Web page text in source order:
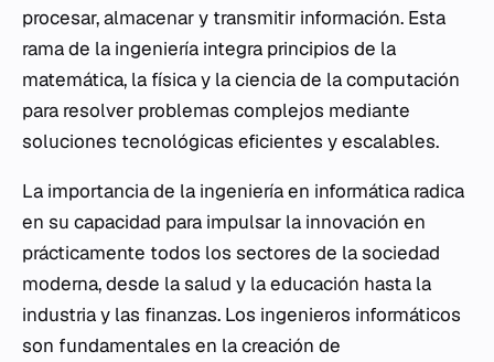
procesar, almacenar y transmitir información. Esta
rama de la ingeniería integra principios de la
matemática, la física y la ciencia de la computación
para resolver problemas complejos mediante
soluciones tecnológicas eficientes y escalables.
La importancia de la ingeniería en informática radica
en su capacidad para impulsar la innovación en
prácticamente todos los sectores de la sociedad
moderna, desde la salud y la educación hasta la
industria y las finanzas. Los ingenieros informáticos
son fundamentales en la creación de